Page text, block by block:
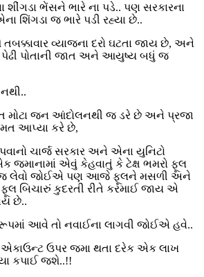
ભેંસને ભારે ના પડે.. પણ સરકારના
શિંગડા જ ભારે પડી રહ્યા છે..
વ્યાજના દરો ઘટતા જાય છે, અને
પેઢી પોતાની જાત અને આયુષ્ય બધું જ
મોટા જન આંદોલનથી જ ડરે છે અને પ્રજા
મત આપ્યા કરે છે,
ચાર્જ સરકાર અને એના યુનિટો
જમાનામાં એવું કેહવાતું કે ટેક્ષ ભમરો ફૂલ
જ લેવો જોઈએ પણ આજે ફૂલને મસળી અને
બિચારું કુદરતી રીતે કરમાઈ જાય એ
છે..
આવે તો નવાઈના લાગવી જોઈએ હવે..
એકાઉન્ટ ઉપર જમા થતા દરેક એક લાખ
કપાઈ જશે..!!